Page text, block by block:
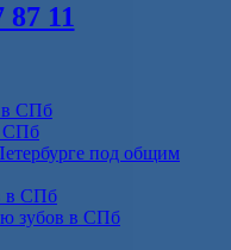
87 11
в СПб
СПб
под общим
в СПб
зубов в СПб